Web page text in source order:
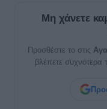
Μη χάνετε
Προσθέστε το στις
βλέπετε συχνότερα